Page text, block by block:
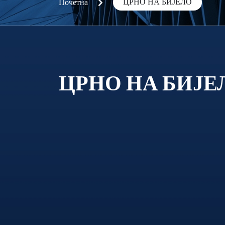
Почетна ЦРНО НА БИЈЕЛО
ЦРНО НА